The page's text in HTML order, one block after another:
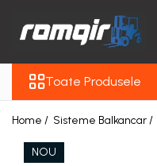
Toate Produsele
Piese Motor
Piese de Schimb Balkancar
Toate Produsele
Home / Sisteme Balkancar /
NOU